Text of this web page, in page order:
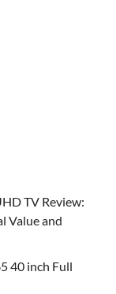
TV Review:
Value and
40 inch Full